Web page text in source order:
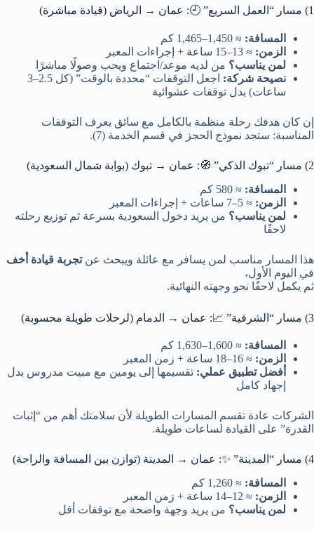
1) مسار “العمل السريع” 🕘: عمان → الرياض (قيادة مباشرة)
المسافة: ≈ 1,450–1,465 كم
الزمن: ≈ 13–15 ساعة + إجراءات المعبر
لمن يناسب؟ من لديه موعد/اجتماع ويحب وصولًا مباشرًا
نصيحة شركة:
اجعل التوقفات “محددة بالوقت” (كل 2.5–3
ساعات) بدل توقفات عشوائية
إن كان هدفك رحلة منظمة بالكامل مع سائق يعرف التوقفات
المناسبة: ستجد نموذج الحجز في قسم الخدمة (7).
2) مسار “تبوك الذكي” 🧭: عمان → تبوك (بوابة شمال السعودية)
المسافة: ≈ 580 كم
الزمن: ≈ 5–7 ساعات + إجراءات المعبر
لمن يناسب؟ من يريد دخول السعودية بسرعة ثم توزيع رحلته
لاحقًا
هذا المسار مناسب لمن يسافر مع عائلة ويبحث عنتجربة قيادة أخف
في اليوم الأول،
ثم يكمل لاحقًا نحو وجهته النهائية.
3) مسار “الشرقية” 📈: عمان → الدمام (لرحلات طويلة محسوبة)
المسافة: ≈ 1,600–1,630 كم
الزمن: ≈ 16–18 ساعة + زمن المعبر
أفضل تطبيق عملي: تقسيمها إلى يومين مع مبيت مدروس بدل
إجهاد كامل
الشركات عادة تقسم المسارات الطويلة لأن سلامتك أهم من “إثبات
القدرة” على القيادة لساعات طويلة.
4) مسار “المدينة” ✨: عمان → المدينة (توازن بين المسافة والراحة)
المسافة: ≈ 1,260 كم
الزمن: ≈ 12–14 ساعة + زمن المعبر
لمن يناسب؟ من يريد وجهة واضحة مع توقفات أقل